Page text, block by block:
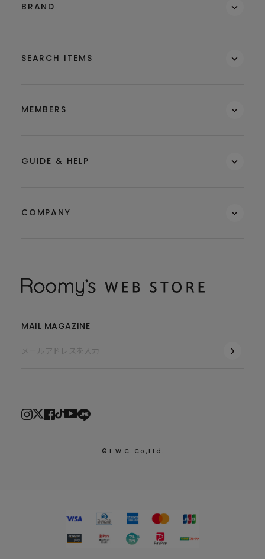
BRAND
SEARCH ITEMS
MEMBERS
GUIDE & HELP
COMPANY
MAIL MAGAZINE
© L.W.C. Co.,Ltd.